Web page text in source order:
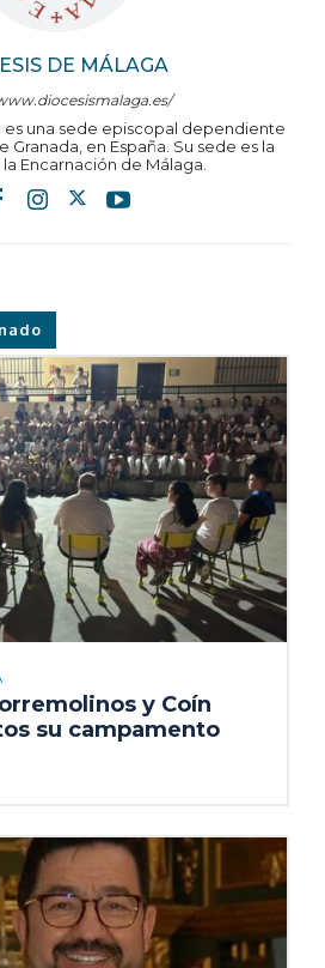
DE MÁLAGA
es una sede episcopal dependiente
Granada, en España. Su sede es la
Encarnación de Málaga.
y Coín
su campamento